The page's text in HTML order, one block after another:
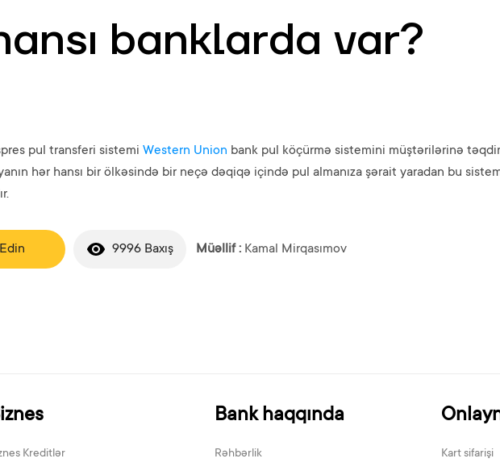
banklarda var?
pul transferi sistemi Western Union bank pul köçürmə sistemini müştərilərinə
hər hansı bir ölkəsində bir neçə dəqiqə içində pul almanıza şərait yaradan bu
9996 Baxış Müəllif : Kamal Mirqasımov
Kreditlər
Bank haqqında
Rəhbərlik
Kart sifarişi